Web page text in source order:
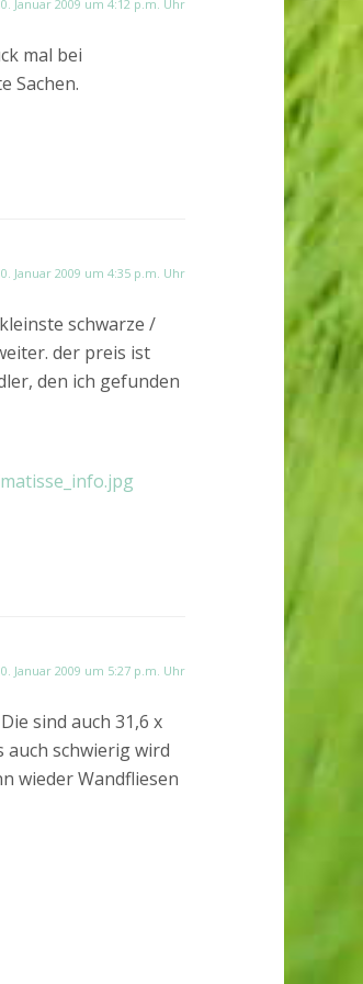
Januar 2009 um 4:12 p.m. Uhr
mal bei
Sachen.
Januar 2009 um 4:35 p.m. Uhr
schwarze /
der preis ist
den ich gefunden
Januar 2009 um 5:27 p.m. Uhr
sind auch 31,6 x
auch schwierig wird
wieder Wandfliesen